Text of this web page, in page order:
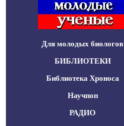
Для молодых биологов
БИБЛИОТЕКИ
Библиотека Хроноса
Научпоп
РАДИО